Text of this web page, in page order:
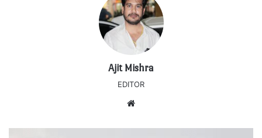
Ajit Mishra
EDITOR